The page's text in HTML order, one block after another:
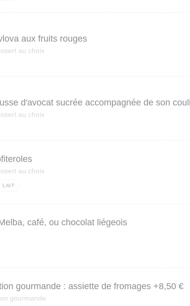
aux fruits rouges
au choix
d'avocat sucrée accompagnée de son
au choix
au choix
LAIT
café, ou chocolat liégeois
gourmande : assiette de fromages +8,50 €
gourmande